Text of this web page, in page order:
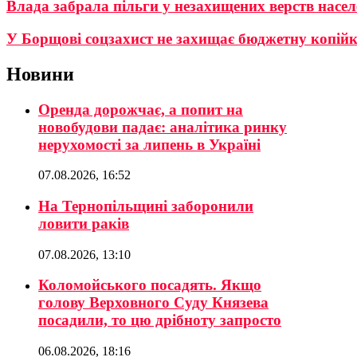
Влада забрала пільги у незахищених верств
У Борщові соцзахист не захищає бюджетну
Новини
Оренда дорожчає, а попит на
новобудови падає: аналітика ринку
нерухомості за липень в Україні
07.08.2026, 16:52
На Тернопільщині заборонили
ловити раків
07.08.2026, 13:10
Коломойського посадять. Якщо
голову Верховного Суду Князева
посадили, то цю дрібноту запросто
06.08.2026, 18:16